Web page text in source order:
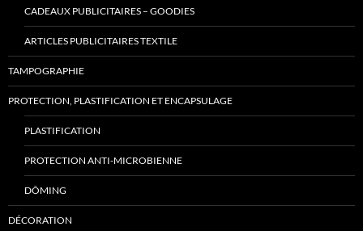
CADEAUX PUBLICITAIRES – GOODIES
ARTICLES PUBLICITAIRES TEXTILE
TAMPOGRAPHIE
PROTECTION, PLASTIFICATION ET ENCAPSULAGE
PLASTIFICATION
PROTECTION ANTI-MICROBIENNE
DÔMING
DÉCORATION